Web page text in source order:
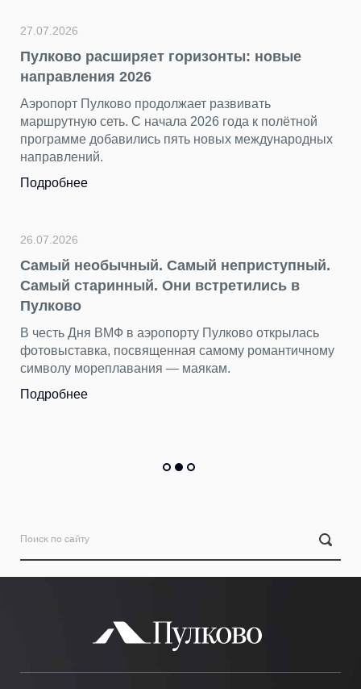
23.07.2026
«Нечего смотреть» — самый
несправедливый миф о столице Турции
Пока Стамбул, Анталья и другие курортные города
Подробнее
22.07.2026
находим в Пулково
Бюст древнегреческой богини, бензопилу и еще 15
тысяч вещей пассажиры оставили в терминале